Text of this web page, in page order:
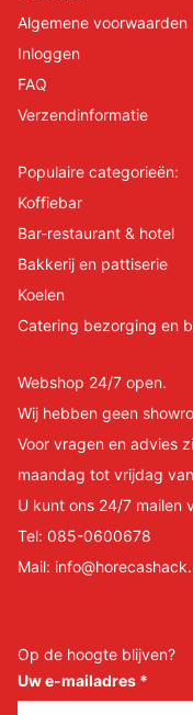
Algemene voorwaarden
Inloggen
FAQ
Verzendinformatie
Populaire categorieën:
Koffiebar
Bar-restaurant & hotel
Bakkerij en pattiserie
Koelen
Catering bezorging en
Webshop 24/7 open.
Wij hebben geen
Voor vragen en advies
maandag tot vrijdag
U kunt ons 24/7 mailen
Tel: 085-0600678
Mail:
Op de hoogte blijven?
Uw e-mailadres *